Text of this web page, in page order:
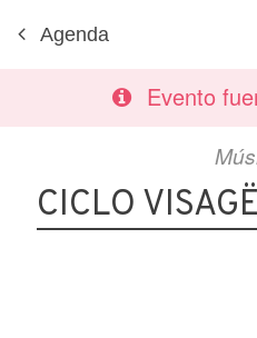
Agenda
Evento
CICLO